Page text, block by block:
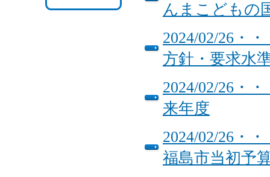
んまこどもの
2024/02/26・
方針・要求水
2024/02/26・
来年度
2024/02/26・
福島市当初予